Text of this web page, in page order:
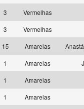
3
Vermelhas
3
Vermelhas
15 Amarelas
1 Amarelas
1
Amarelas
1
Amarelas